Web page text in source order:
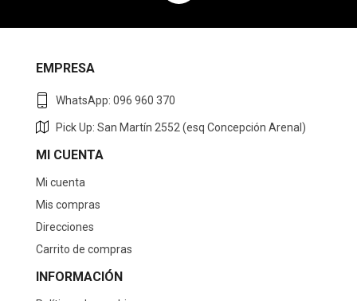
EMPRESA
WhatsApp: 096 960 370
Pick Up: San Martín 2552 (esq Concepción Arenal)
MI CUENTA
Mi cuenta
Mis compras
Direcciones
Carrito de compras
INFORMACIÓN